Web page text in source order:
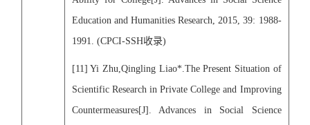
Education and Humanities Research, 2015, 39: 1988-
1991. (CPCI-SSH收录)
[11] Yi Zhu,Qingling Liao*.The Present Situation of
Scientific Research in Private College and Improving
Countermeasures[J]. Advances in Social Science